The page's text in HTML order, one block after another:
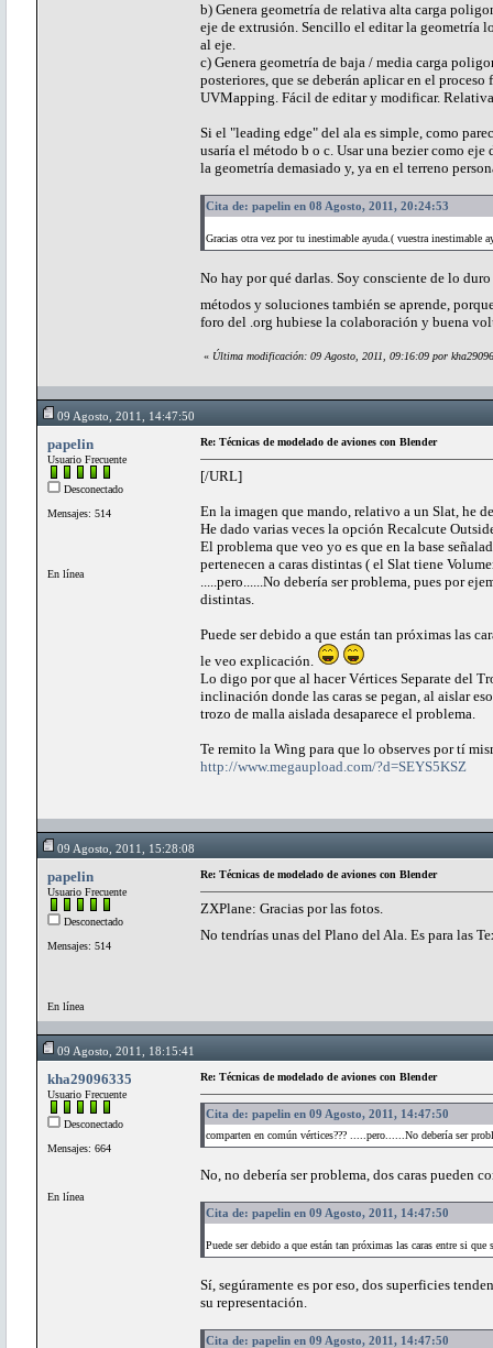
b) Genera geometría de relativa alta carga
eje de extrusión. Sencillo el editar la geometría
al eje.
c) Genera geometría de baja / media carga
posteriores, que se deberán aplicar en el
UVMapping. Fácil de editar y modificar.
Si el "leading edge" del ala es simple, como
usaría el método b o c. Usar una bezier como
la geometría demasiado y, ya en el terreno
Cita de: papelin en 08 Agosto, 2011, 20:24:53
Gracias otra vez por tu inestimable ayuda.( vuestra inestimable
No hay por qué darlas. Soy consciente de lo
métodos y soluciones también se aprende,
foro del .org hubiese la colaboración y buena
« Última modificación: 09 Agosto, 2011, 09:16:09 por
09 Agosto, 2011, 14:47:50
papelin
Usuario Frecuente
Desconectado
Mensajes: 514
En línea
Re: Técnicas de modelado de aviones con Blender
[/URL]
En la imagen que mando, relativo a un Slat, he
He dado varias veces la opción Recalcute
El problema que veo yo es que en la base
pertenecen a caras distintas ( el Slat tiene
.....pero......No debería ser problema, pues por
distintas.
Puede ser debido a que están tan próximas las
le veo explicación.
Lo digo por que al hacer Vértices Separate del
inclinación donde las caras se pegan, al aislar
trozo de malla aislada desaparece el problema.
Te remito la Wing para que lo observes por tí
http://www.megaupload.com/?d=SEYS5KSZ
09 Agosto, 2011, 15:28:08
papelin
Usuario Frecuente
Desconectado
Mensajes: 514
En línea
Re: Técnicas de modelado de aviones con Blender
ZXPlane: Gracias por las fotos.
No tendrías unas del Plano del Ala. Es para las
09 Agosto, 2011, 18:15:41
kha29096335
Usuario Frecuente
Desconectado
Mensajes: 664
En línea
Re: Técnicas de modelado de aviones con Blender
Cita de: papelin en 09 Agosto, 2011, 14:47:50
comparten en común vértices??? .....pero......No debería ser
No, no debería ser problema, dos caras pueden
Cita de: papelin en 09 Agosto, 2011, 14:47:50
Puede ser debido a que están tan próximas las caras entre si
Sí, segúramente es por eso, dos superficies
su representación.
Cita de: papelin en 09 Agosto, 2011, 14:47:50